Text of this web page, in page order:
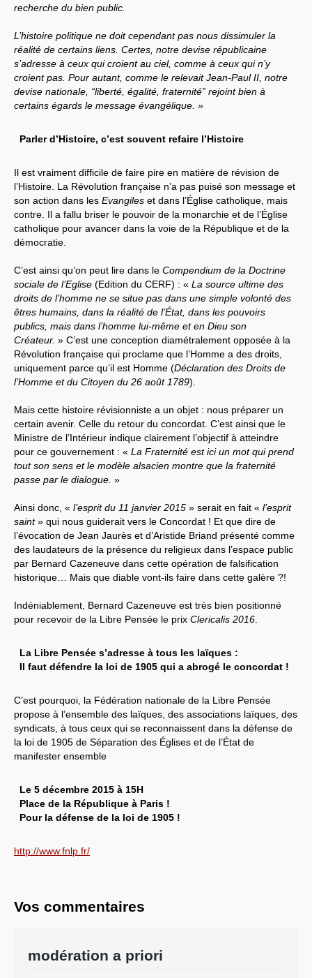
recherche du bien public.
L’histoire politique ne doit cependant pas nous dissimuler la
réalité de certains liens. Certes, notre devise républicaine
s’adresse à ceux qui croient au ciel, comme à ceux qui n’y
croient pas. Pour autant, comme le relevait Jean-Paul II, notre
devise nationale, “liberté, égalité, fraternité” rejoint bien à
certains égards le message évangélique. »
Parler d’Histoire, c’est souvent refaire l’Histoire
Il est vraiment difficile de faire pire en matière de révision de
l’Histoire. La Révolution française n’a pas puisé son message et
son action dans les Evangiles et dans l’Église catholique, mais
contre. Il a fallu briser le pouvoir de la monarchie et de l’Église
catholique pour avancer dans la voie de la République et de la
démocratie.
C’est ainsi qu’on peut lire dans le Compendium de la Doctrine
sociale de l’Eglise (Edition du CERF) : « La source ultime des
droits de l’homme ne se situe pas dans une simple volonté des
êtres humains, dans la réalité de l’État, dans les pouvoirs
publics, mais dans l’homme lui-même et en Dieu son
Créateur. » C’est une conception diamétralement opposée à la
Révolution française qui proclame que l’Homme a des droits,
uniquement parce qu’il est Homme (Déclaration des Droits de
l’Homme et du Citoyen du 26 août 1789).
Mais cette histoire révisionniste a un objet : nous préparer un
certain avenir. Celle du retour du concordat. C’est ainsi que le
Ministre de l’Intérieur indique clairement l’objectif à atteindre
pour ce gouvernement : « La Fraternité est ici un mot qui prend
tout son sens et le modèle alsacien montre que la fraternité
passe par le dialogue. »
Ainsi donc, « l’esprit du 11 janvier 2015 » serait en fait « l’esprit
saint» qui nous guiderait vers le Concordat ! Et que dire de
l’évocation de Jean Jaurès et d’Aristide Briand présenté comme
des laudateurs de la présence du religieux dans l’espace public
par Bernard Cazeneuve dans cette opération de falsification
historique… Mais que diable vont-ils faire dans cette galère ?!
Indéniablement, Bernard Cazeneuve est très bien positionné
pour recevoir de la Libre Pensée le prix Clericalis 2016
La Libre Pensée s’adresse à tous les laïques :
Il faut défendre la loi de 1905 qui a abrogé le concordat !
C’est pourquoi, la Fédération nationale de la Libre Pensée
propose à l’ensemble des laïques, des associations laïques, des
syndicats, à tous ceux qui se reconnaissent dans la défense de
la loi de 1905 de Séparation des Églises et de l’État de
manifester ensemble
Le 5 décembre 2015 à 15H
Place de la République à Paris !
Pour la défense de la loi de 1905 !
http://www.fnlp.fr/
Vos commentaires
modération a priori